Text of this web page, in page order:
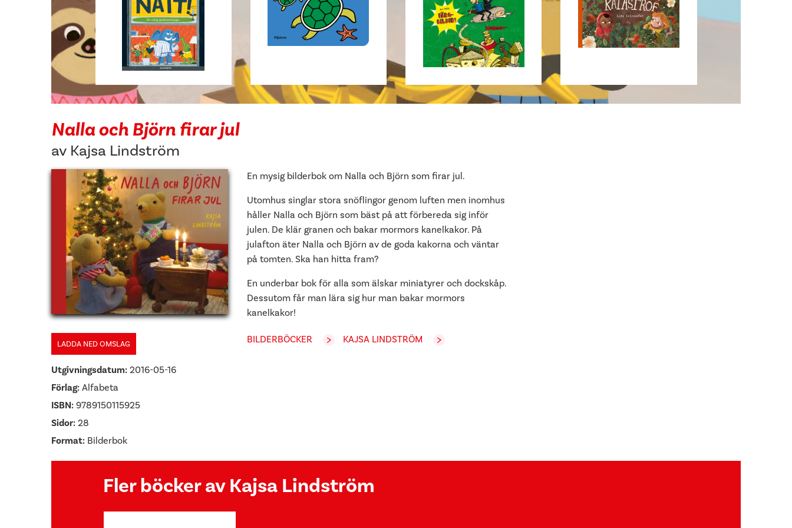
Nalla och Björn firar jul
av Kajsa Lindström
LADDA NED OMSLAG
Utgivningsdatum: 2016-05-16
Förlag: Alfabeta
ISBN: 9789150115925
Sidor: 28
Format: Bilderbok
En mysig bilderbok om Nalla och Björn som firar jul.
Utomhus singlar stora snöflingor genom luften men inomhus
håller Nalla och Björn som bäst på att förbereda sig inför
julen. De klär granen och bakar mormors kanelkakor. På
julafton äter Nalla och Björn av de goda kakorna och väntar
på tomten. Ska han hitta fram?
En underbar bok för alla som älskar miniatyrer och dockskåp.
Dessutom får man lära sig hur man bakar mormors
kanelkakor!
BILDERBÖCKER KAJSA LINDSTRÖM
Fler böcker av Kajsa Lindström